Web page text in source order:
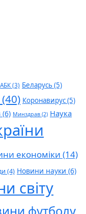
АБК(3) Беларусь(5)
(40) Коронавирус(5)
(6) Минздрав (2) Наука
економіки (14)
(4) Новини науки (6)
світу